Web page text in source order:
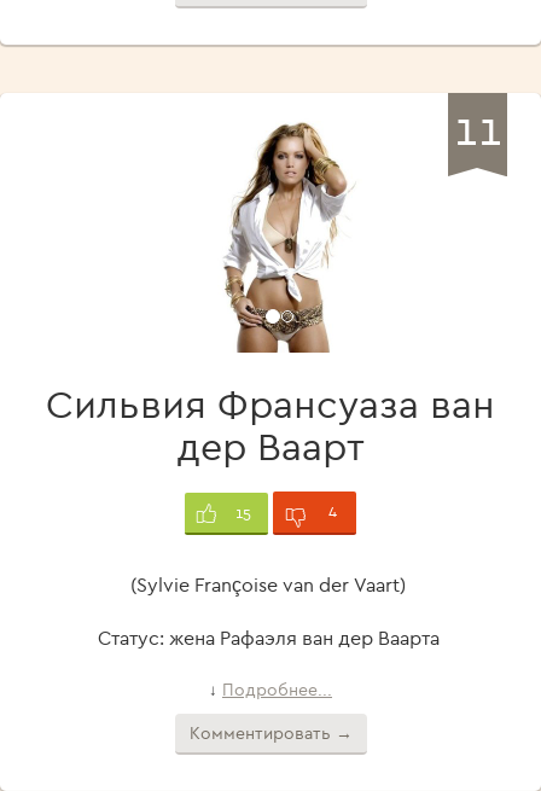
11
Сильвия Франсуаза ван
дер Ваарт
15 4
(Sylvie Françoise van der Vaart)
Статус: жена Рафаэля ван дер Ваарта
↓ Подробнее...
Комментировать →